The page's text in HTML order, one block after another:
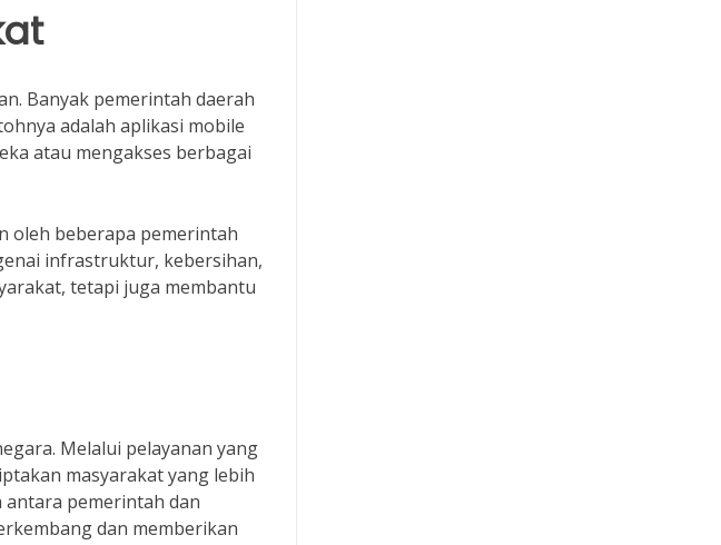
Banyak pemerintah daerah
adalah aplikasi mobile
atau mengakses berbagai
oleh beberapa pemerintah
infrastruktur, kebersihan,
tetapi juga membantu
Melalui pelayanan yang
masyarakat yang lebih
antara pemerintah dan
dan memberikan